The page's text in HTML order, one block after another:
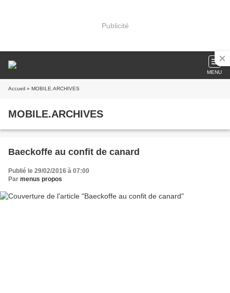
Publicité
MENU
Accueil » MOBILE.ARCHIVES
MOBILE.ARCHIVES
Baeckoffe au confit de canard
Publié le 29/02/2016 à 07:00
Par menus propos